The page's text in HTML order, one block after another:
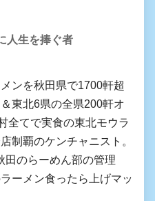
人生を捧ぐ者
ンを秋田県で1700軒超
東北6県の全県200軒オ
全てで実食の東北モウラ
制覇のケンチャニスト。
田のらーめん部の管理
ーメン食ったら上げマッ